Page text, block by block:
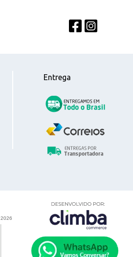
Entrega
2026